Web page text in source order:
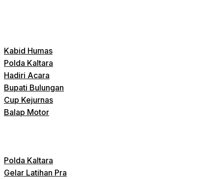
Kabid Humas
Polda Kaltara
Hadiri Acara
Bupati Bulungan
Cup Kejurnas
Balap Motor
Polda Kaltara
Gelar Latihan Pra